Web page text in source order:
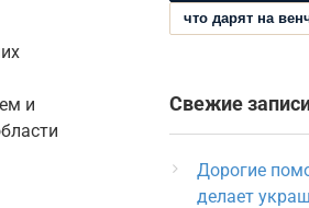
и
что дарят на
Свежие
Дорогие
делает